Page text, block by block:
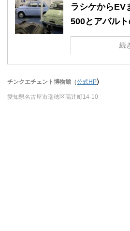
ラシケからEV
500とアバル
続
チンクエチェント博物館 （公式HP)
愛知県名古屋市瑞穂区高辻町14-10